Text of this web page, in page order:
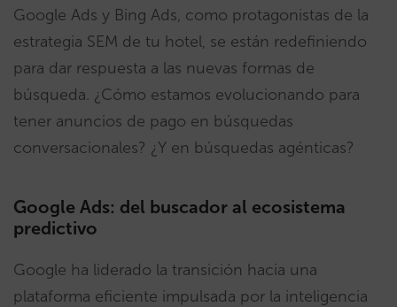
Google Ads y Bing Ads, como protagonistas de la
estrategia SEM de tu hotel, se están redefiniendo
para dar respuesta a las nuevas formas de
búsqueda. ¿Cómo estamos evolucionando para
tener anuncios de pago en búsquedas
conversacionales? ¿Y en búsquedas agénticas?
Google Ads: del buscador al ecosistema
predictivo
Google ha liderado la transición hacia una
plataforma eficiente impulsada por la inteligencia